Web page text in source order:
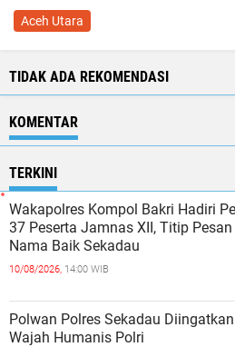
Aceh Utara
TIDAK ADA REKOMENDASI
KOMENTAR
TERKINI
Wakapolres Kompol Bakri Hadiri
37 Peserta Jamnas XII, Titip
Nama Baik Sekadau
10/08/2026, 14:00 WIB
Polwan Polres Sekadau
Wajah Humanis Polri